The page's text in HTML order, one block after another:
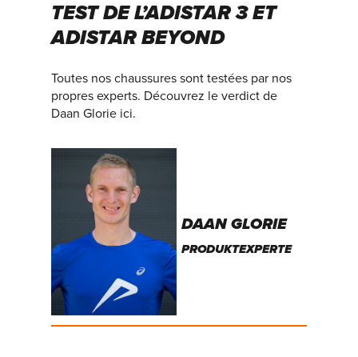
TEST DE L’ADISTAR 3 ET
ADISTAR BEYOND
Toutes nos chaussures sont testées par nos
propres experts. Découvrez le verdict de
Daan Glorie ici.
DAAN GLORIE
PRODUKTEXPERTE